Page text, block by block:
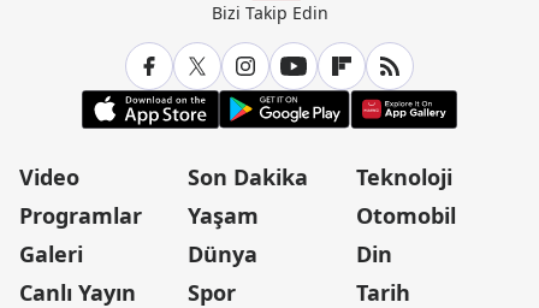
Bizi Takip Edin
Video
Programlar
Galeri
Canlı Yayın
Son Dakika
Yaşam
Dünya
Spor
Teknoloji
Otomobil
Din
Tarih